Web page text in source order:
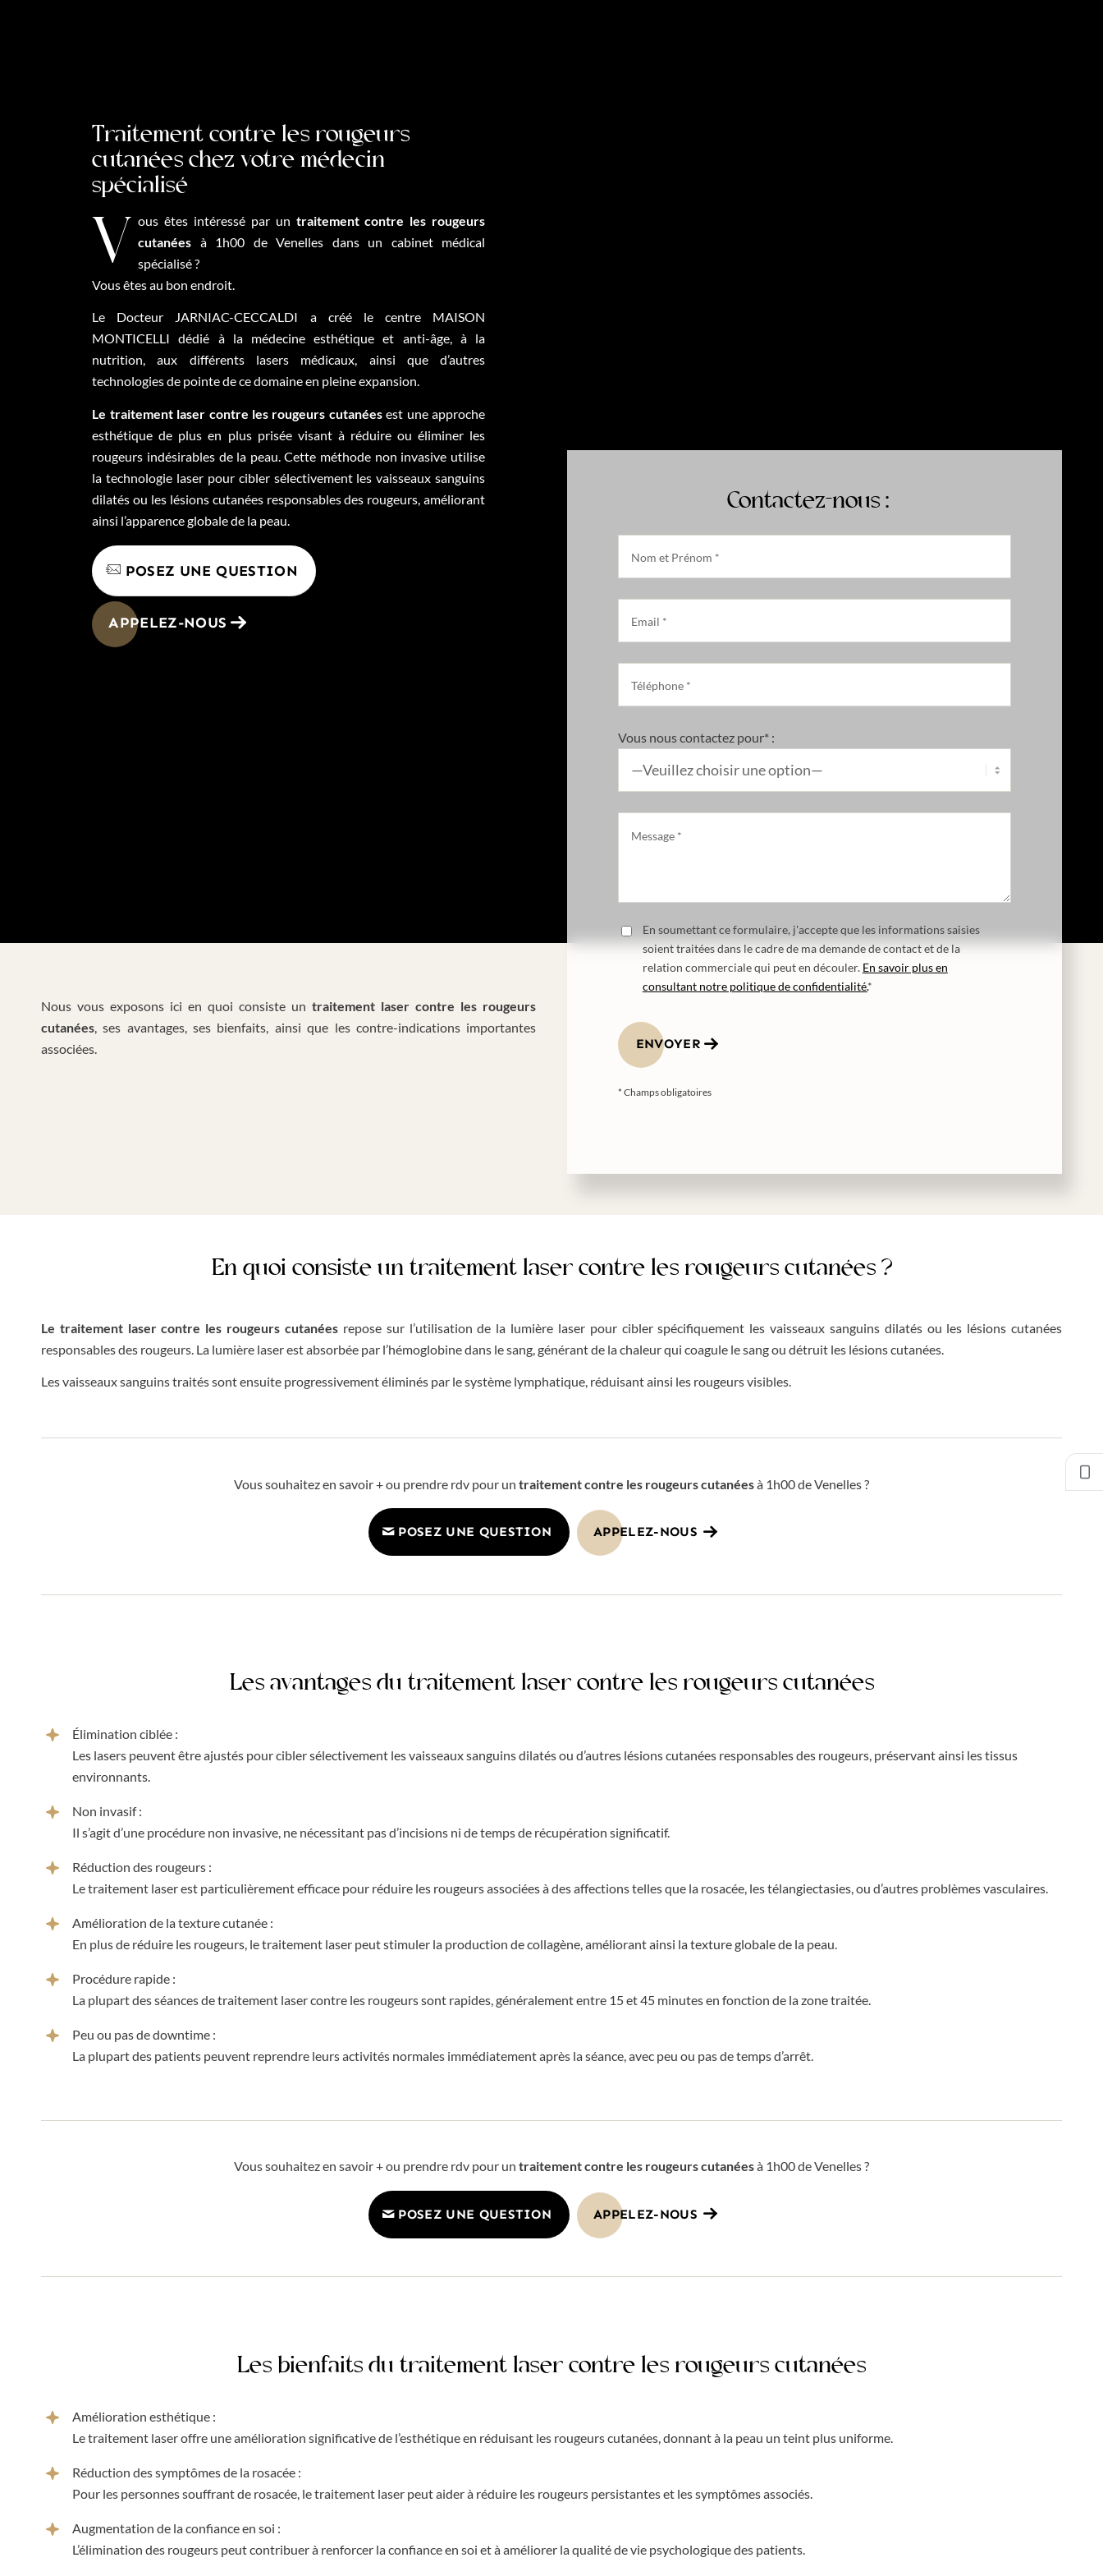
Traitement contre les rougeurs
cutanées chez votre médecin
spécialisé
Vous êtes intéressé par un traitement contre les rougeurs
cutanées à 1h00 de Venelles dans un cabinet médical
spécialisé ?
Vous êtes au bon endroit.
Le Docteur JARNIAC-CECCALDI a créé le centre MAISON
MONTICELLI dédié à la médecine esthétique et anti-âge, à la
nutrition, aux différents lasers médicaux, ainsi que d’autres
technologies de pointe de ce domaine en pleine expansion.
Le traitement laser contre les rougeurs cutanéesest une approche
esthétique de plus en plus prisée visant à réduire ou éliminer les
rougeurs indésirables de la peau. Cette méthode non invasive utilise
la technologie laser pour cibler sélectivement les vaisseaux sanguins
dilatés ou les lésions cutanées responsables des rougeurs, améliorant
ainsi l’apparence globale de la peau.
POSEZ UNE QUESTION
APPELEZ-NOUS
Nous vous exposons ici en quoi consiste untraitement laser contre les rougeurs
cutanées , ses avantages, ses bienfaits, ainsi que les contre-indications importantes
associées.
Contactez-nous :
Vous nous contactez pour* :
En soumettant ce formulaire, j'accepte que les informations saisies
soient traitées dans le cadre de ma demande de contact et de la
relation commerciale qui peut en découler. En savoir plus en
consultant notre politique de confidentialité.*
ENVOYER
* Champs obligatoires
En quoi consiste un traitement laser contre les rougeurs cutanées ?
Le traitement laser contre les rougeurs cutanées repose sur l’utilisation de la lumière laser pour cibler spécifiquement les vaisseaux sanguins dilatés ou les lésions cutanées
responsables des rougeurs. La lumière laser est absorbée par l’hémoglobine dans le sang, générant de la chaleur qui coagule le sang ou détruit les lésions cutanées.
Les vaisseaux sanguins traités sont ensuite progressivement éliminés par le système lymphatique, réduisant ainsi les rougeurs visibles.
Vous souhaitez en savoir + ou prendre rdv pour un traitement contre les rougeurs cutanéesà 1h00 de Venelles ?
POSEZ UNE QUESTION APPELEZ-NOUS
Les avantages du traitement laser contre les rougeurs cutanées
Élimination ciblée :
Les lasers peuvent être ajustés pour cibler sélectivement les vaisseaux sanguins dilatés ou d’autres lésions cutanées responsables des rougeurs, préservant ainsi les tissus
environnants.
Non invasif :
Il s’agit d’une procédure non invasive, ne nécessitant pas d’incisions ni de temps de récupération significatif.
Réduction des rougeurs :
Le traitement laser est particulièrement efficace pour réduire les rougeurs associées à des affections telles que la rosacée, les télangiectasies, ou d’autres problèmes vasculaires.
Amélioration de la texture cutanée :
En plus de réduire les rougeurs, le traitement laser peut stimuler la production de collagène, améliorant ainsi la texture globale de la peau.
Procédure rapide :
La plupart des séances de traitement laser contre les rougeurs sont rapides, généralement entre 15 et 45 minutes en fonction de la zone traitée.
Peu ou pas de downtime :
La plupart des patients peuvent reprendre leurs activités normales immédiatement après la séance, avec peu ou pas de temps d’arrêt.
Vous souhaitez en savoir + ou prendre rdv pour un traitement contre les rougeurs cutanéesà 1h00 de Venelles ?
POSEZ UNE QUESTION APPELEZ-NOUS
Les bienfaits du traitement laser contre les rougeurs cutanées
Amélioration esthétique :
Le traitement laser offre une amélioration significative de l’esthétique en réduisant les rougeurs cutanées, donnant à la peau un teint plus uniforme.
Réduction des symptômes de la rosacée :
Pour les personnes souffrant de rosacée, le traitement laser peut aider à réduire les rougeurs persistantes et les symptômes associés.
Augmentation de la confiance en soi :
L’élimination des rougeurs peut contribuer à renforcer la confiance en soi et à améliorer la qualité de vie psychologique des patients.